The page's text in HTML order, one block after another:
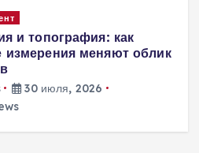
дома:
инженерные
для пассивного